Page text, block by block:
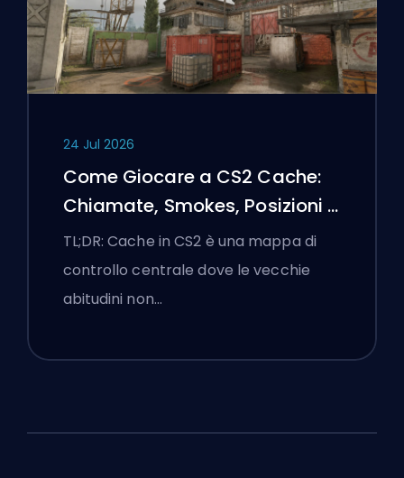
24 Jul 2026
Come Giocare a CS2 Cache:
Chiamate, Smokes, Posizioni e
Suggerimenti Premier
TL;DR: Cache in CS2 è una mappa di
controllo centrale dove le vecchie
abitudini non…